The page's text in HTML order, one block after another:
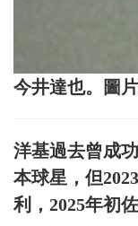
今井達也。圖
洋基過去曾成
本球星，但
利，2025年初